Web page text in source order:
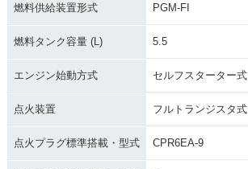
燃料供給装置形式 PGM-FI
燃料タンク容量 (L) 5.5
エンジン始動方式 セルフスターター式
点火装置 フルトランジスタ式
点火プラグ標準搭載・型式 CPR6EA-9